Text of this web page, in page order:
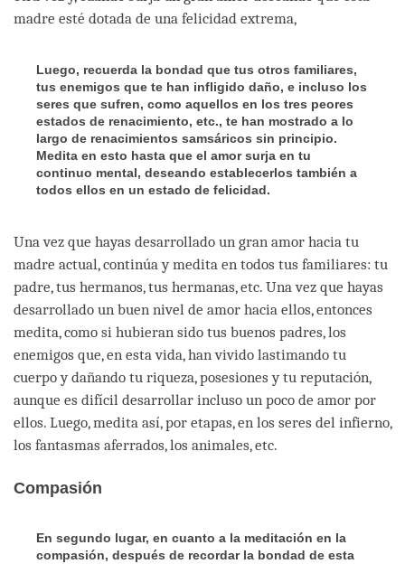
madre esté dotada de una felicidad extrema,
Luego, recuerda la bondad que tus otros familiares,
tus enemigos que te han infligido daño, e incluso los
seres que sufren, como aquellos en los tres peores
estados de renacimiento, etc., te han mostrado a lo
largo de renacimientos samsáricos sin principio.
Medita en esto hasta que el amor surja en tu
continuo mental, deseando establecerlos también a
todos ellos en un estado de felicidad.
Una vez que hayas desarrollado un gran amor hacia tu
madre actual, continúa y medita en todos tus familiares: tu
padre, tus hermanos, tus hermanas, etc. Una vez que hayas
desarrollado un buen nivel de amor hacia ellos, entonces
medita, como si hubieran sido tus buenos padres, los
enemigos que, en esta vida, han vivido lastimando tu
cuerpo y dañando tu riqueza, posesiones y tu reputación,
aunque es difícil desarrollar incluso un poco de amor por
ellos. Luego, medita así, por etapas, en los seres del infierno,
los fantasmas aferrados, los animales, etc.
Compasión
En segundo lugar, en cuanto a la meditación en la
compasión, después de recordar la bondad de esta